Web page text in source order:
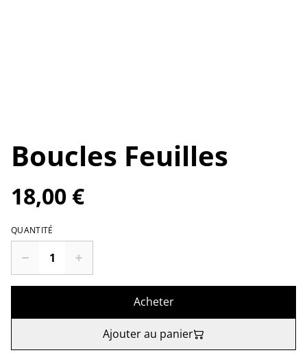
Boucles Feuilles
18,00 €
QUANTITÉ
Acheter
Ajouter au panier